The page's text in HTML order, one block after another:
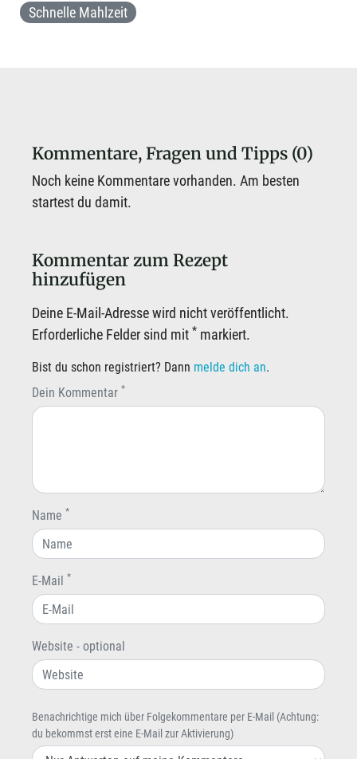
Schnelle Mahlzeit
Kommentare, Fragen und Tipps (0)
Noch keine Kommentare vorhanden. Am besten
startest du damit.
Kommentar zum Rezept
hinzufügen
Deine E-Mail-Adresse wird nicht veröffentlicht.
Erforderliche Felder sind mit * markiert.
Bist du schon registriert? Dann melde dich an.
Dein Kommentar *
Name *
E-Mail *
Website - optional
Benachrichtige mich über Folgekommentare per E-Mail (Achtung:
du bekommst erst eine E-Mail zur Aktivierung)